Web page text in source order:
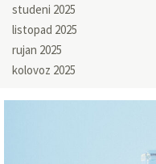
studeni 2025
listopad 2025
rujan 2025
kolovoz 2025